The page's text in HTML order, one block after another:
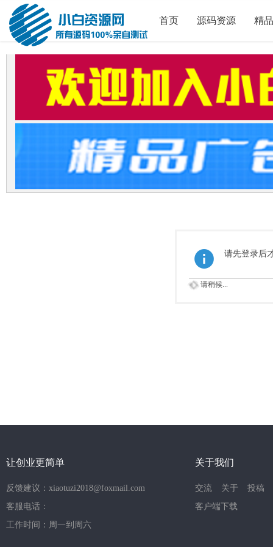
首页 源码资源 精
请先登录后
请稍候...
让创业更简单
反馈建议：xiaotuzi2018@foxmail.com
客服电话：
工作时间：周一到周六
关于我们
交流 关于
投稿
客户端下载